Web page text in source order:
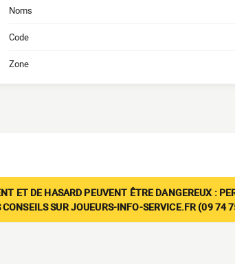
Noms
Code
Zone
ET DE HASARD PEUVENT ÊTRE DANGEREUX :
CONSEILS SUR JOUEURS-INFO-SERVICE.FR (09 74